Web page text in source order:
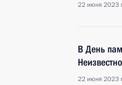
22 июня 2023
В День
22 июня 2023